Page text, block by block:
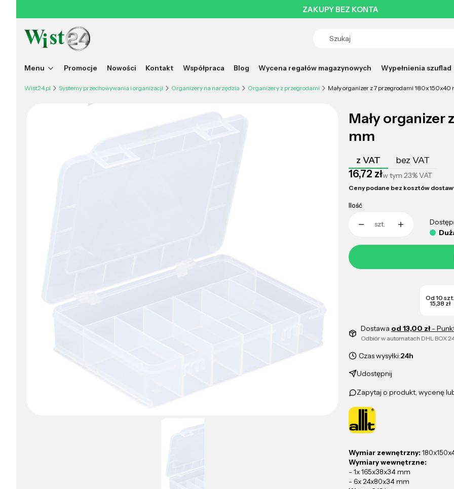
ZAKUPY BEZ KONTA
Menu Promocje Nowości Kontakt Współpraca Blog Wycena regałów magazynowych Wypełnienia szuflad
Wist24.pl Systemy przechowywania i organizacji Organizery na narzędzia Organizery z przegrodami Mały organizer z 7 przegrodami 180x150x40
Mały organizer
mm
z VAT bez VAT
Cena
16,72 złw tym 23%VAT
Ceny podane bez kosztów
Ilość
szt.
Od 10 szt.
15,38 zł
Dostawa od 13,00 zł-
Odbiór w automatach DHL BOX
Czas wysyłki:24h
Udostępnij
Zapytaj o produkt, wycenę
Wymiar zewnętrzny:
Wymiary wewnętrzne:
- 1x 165x38x34 mm
- 6x 24x80x34 mm